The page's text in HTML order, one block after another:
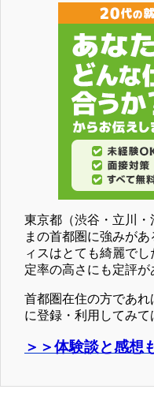
東京都（渋谷・立川
まの首都圏に強みが
ィスはとても綺麗で
定率の高さにも定評が
首都圏在住の方であ
に登録・利用してみて
＞＞体験談と感想